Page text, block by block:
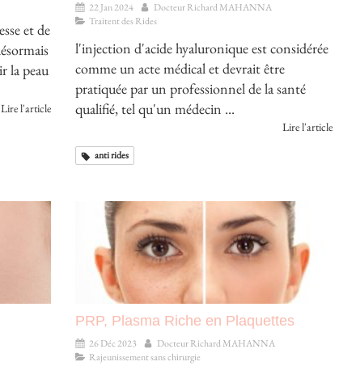
et de
la peau
Lire l'article
22 Jan 2024
Docteur Richard MAHANNA
Traitent des Rides
l'injection d'acide hyaluronique est considérée
comme un acte médical et devrait être
pratiquée par un professionnel de la santé
qualifié, tel qu'un médecin ...
Lire l'article
anti rides
PRP, Plasma Riche en Plaquettes
26 Déc 2023
Docteur Richard MAHANNA
Rajeunissement sans chirurgie